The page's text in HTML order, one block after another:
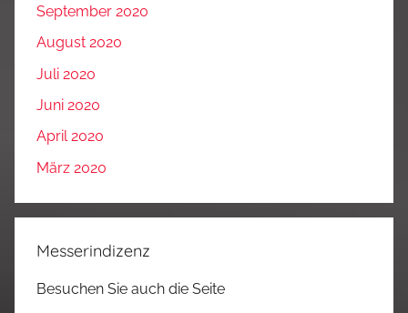
September 2020
August 2020
Juli 2020
Juni 2020
April 2020
März 2020
Messerindizenz
Besuchen Sie auch die Seite